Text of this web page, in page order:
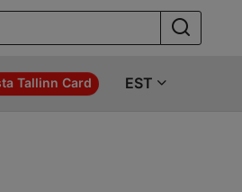
Tallinn Card EST